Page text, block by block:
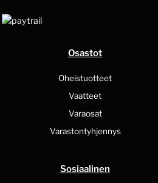
Osastot
Oheistuotteet
Vaatteet
Varaosat
Varastontyhjennys
Sosiaalinen